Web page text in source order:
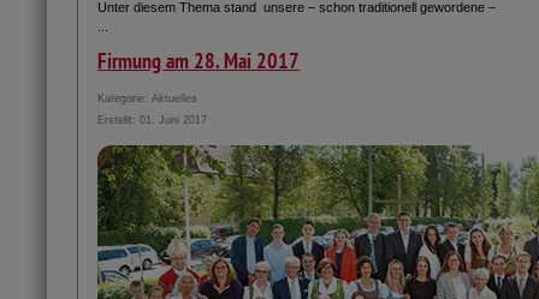
Unter diesem Thema stand unsere – schon traditionell gewordene –
Firmung am 28. Mai 2017
Kategorie: Aktuelles
Erstellt: 01. Juni 2017